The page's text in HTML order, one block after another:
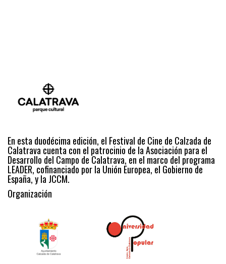
En esta duodécima edición, el Festival de Cine de Calzada de
Calatrava cuenta con el patrocinio de la Asociación para el
Desarrollo del Campo de Calatrava, en el marco del programa
LEADER, cofinanciado por la Unión Europea, el Gobierno de
España, y la JCCM.
Organización